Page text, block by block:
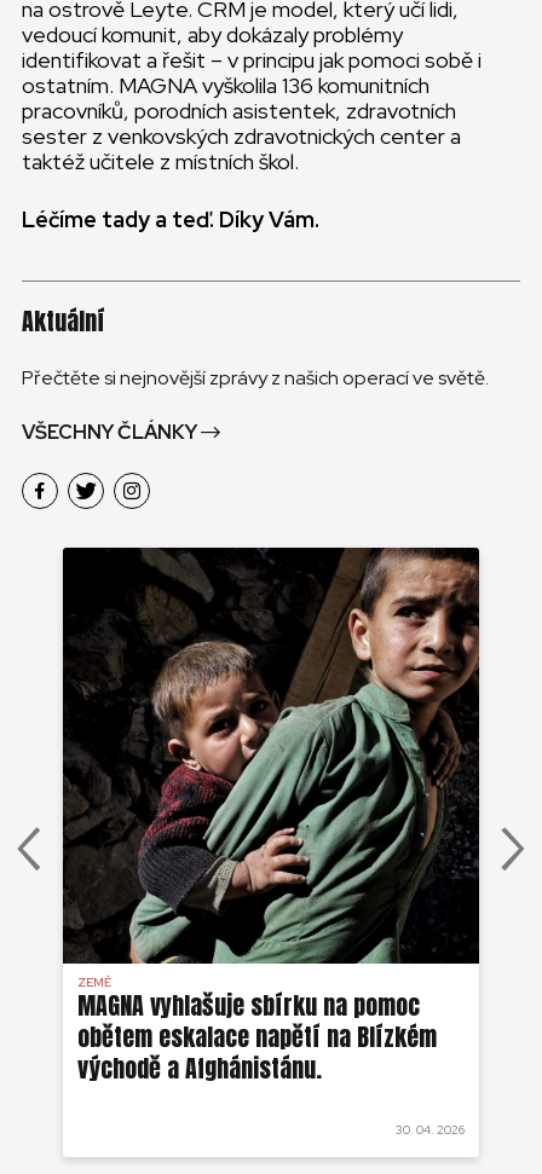
na ostrově Leyte. CRM je model, který učí lidi,
vedoucí komunit, aby dokázaly problémy
identifikovat a řešit – v principu jak pomoci sobě i
ostatním. MAGNA vyškolila 136 komunitních
pracovníků, porodních asistentek, zdravotních
sester z venkovských zdravotnických center a
taktéž učitele z místních škol.
Léčíme tady a teď. Díky Vám.
Aktuální
Přečtěte si nejnovější zprávy z našich operací ve světě.
VŠECHNY ČLÁNKY
ZEMĚ
MAGNA vyhlašuje sbírku na pomoc
obětem eskalace napětí na Blízkém
východě a Afghánistánu.
30. 04. 2026